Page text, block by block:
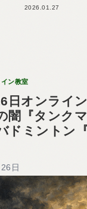
2026.01.27
ン教室
日オンライ
闇『タンク
ドミントン
日